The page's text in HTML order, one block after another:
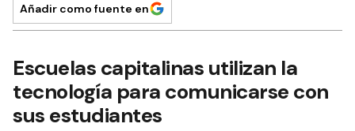
Añadir como fuente en
Escuelas capitalinas utilizan la
tecnología para comunicarse con
sus estudiantes